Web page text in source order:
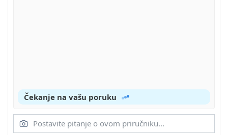
Čekanje na vašu poruku